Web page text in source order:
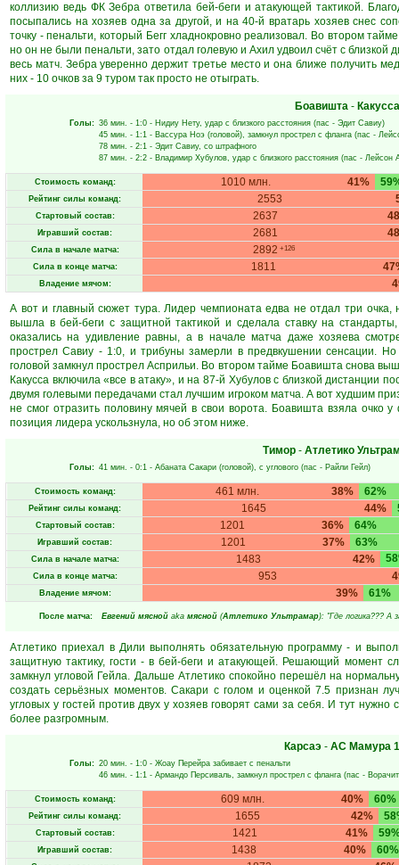
коллизию ведь ФК Зебра ответила бей-беги и атакующей тактикой.
посыпались на хозяев одна за другой, и на 40-й вратарь хозяев снес
точку - пенальти, который Бегг хладнокровно реализовал. Во втором
но он не были пенальти, зато отдал голевую и Ахил удвоил счёт с
весь матч. Зебра уверенно держит третье место и она ближе получить
них - 10 очков за 9 туром так просто не отыграть.
Боавишта- Какусса
Голы: 36 мин. - 1:0 - Нидиу Нету, удар с близкого расстояния (пас - Эдит Савиу)
45 мин. - 1:1 - Вассура Ноэ (головой), замкнул прострел с фланга (пас -
78 мин. - 2:1 - Эдит Савиу, со штрафного
87 мин. - 2:2 - Владимир Хубулов, удар с близкого расстояния (пас - Лейсон
Стоимость команд: 41%
1010 млн.
Рейтинг силы команд: 2553
Стартовый состав: 2637
Игравший состав: 2681
Сила в начале матча: 2892 +126
Сила в конце матча: 1811
Владение мячом:
А вот и главный сюжет тура. Лидер чемпионата едва не отдал три
вышла в бей-беги с защитной тактикой и сделала ставку на
оказались на удивление равны, а в начале матча даже хозяева
прострел Савиу - 1:0, и трибуны замерли в предвкушении сенсации.
головой замкнул прострел Асприльи. Во втором тайме Боавишта снова
Какусса включила «все в атаку», и на 87-й Хубулов с близкой дистанции
двумя голевыми передачами стал лучшим игроком матча. А вот худшим
не смог отразить половину мячей в свои ворота. Боавишта взяла очко
позиция лидера ускользнула, но об этом ниже.
Тимор- Атлетико
Голы: 41 мин. - 0:1 - Абаната Сакари (головой), с углового (пас - Райли Гейл)
Стоимость команд: 38%
461 млн. 62%
Рейтинг силы команд: 44%
1645
Стартовый состав: 36%
1201 64%
Игравший состав: 37%
1201 63%
Сила в начале матча: 42%
1483
Сила в конце матча: 953
Владение мячом: 39% 61%
После матча: Евгений мясной aka мясной (Атлетико Ультрамар): "Где логика??? А
Атлетико приехал в Дили выполнять обязательную программу - и
защитную тактику, гости - в бей-беги и атакующей. Решающий момент
замкнул угловой Гейла. Дальше Атлетико спокойно перешёл на
создать серьёзных моментов. Сакари с голом и оценкой 7.5 признан
угловых у гостей против двух у хозяев говорят сами за себя. И тут
более разгромным.
Карсаэ - АС Мамура
Голы: 20 мин. - 1:0 - Жоау Перейра забивает с пенальти
46 мин. - 1:1 - Армандо Персиваль, замкнул прострел с фланга (пас -
Стоимость команд: 40%
609 млн. 60%
Рейтинг силы команд: 42%
1655
Стартовый состав: 41%
1421
Игравший состав: 40%
1438 60%